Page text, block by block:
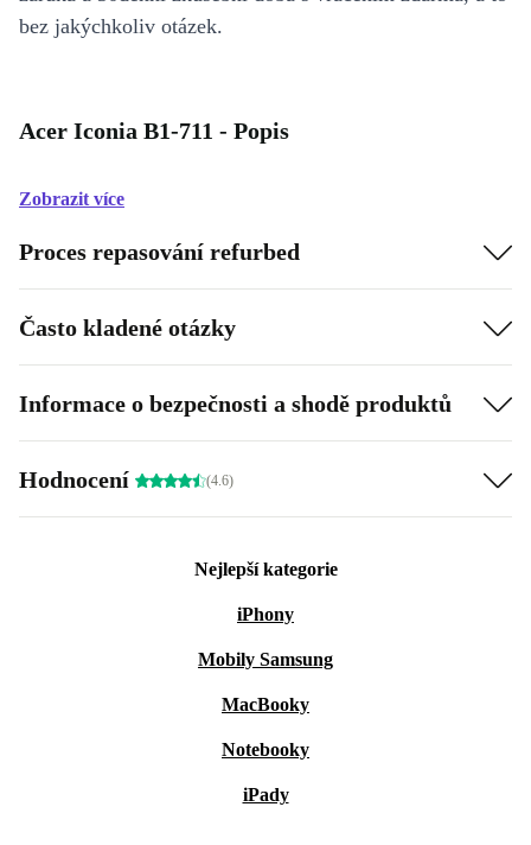
bez jakýchkoliv otázek.
Acer Iconia B1-711 - Popis
Zobrazit více
Proces repasování refurbed
Často kladené otázky
Informace o bezpečnosti a shodě produktů
Hodnocení (4.6)
Nejlepší kategorie
iPhony
Mobily Samsung
MacBooky
Notebooky
iPady